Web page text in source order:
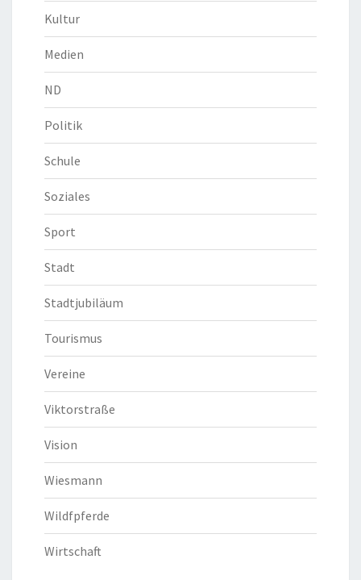
Kultur
Medien
ND
Politik
Schule
Soziales
Sport
Stadt
Stadtjubiläum
Tourismus
Vereine
Viktorstraße
Vision
Wiesmann
Wildfpferde
Wirtschaft